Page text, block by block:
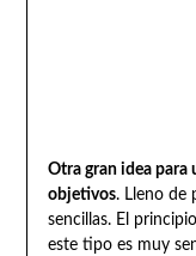
Otra gran idea para
objetivos. Lleno de
sencillas. El
este tipo es muy